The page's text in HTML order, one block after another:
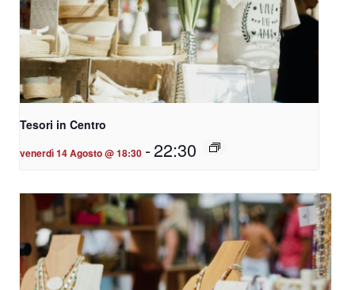
Tesori in Centro
venerdì 14 Agosto @ 18:30 -22:30